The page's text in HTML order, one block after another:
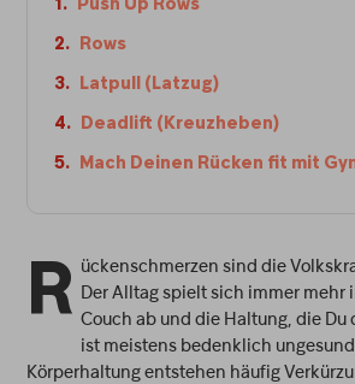
Push Up Rows
Rows
Latpull (Latzug)
Deadlift (Kreuzheben)
Mach Deinen Rücken fit mit
R ückenschmerzen sind die
Der Alltag spielt sich immer mehr
Couch ab und die Haltung, die
ist meistens bedenklich
Körperhaltung entstehen häufig